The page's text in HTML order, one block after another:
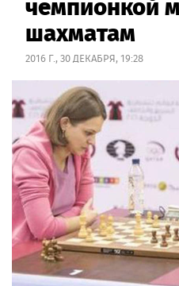
шахматам
2016 Г., 30 ДЕКАБРЯ, 19:28